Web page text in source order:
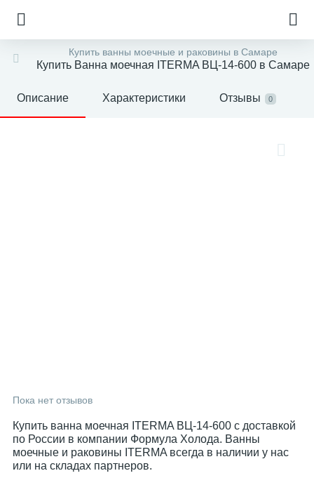
Купить ванны моечные и раковины в Самаре
Купить Ванна моечная ITERMA ВЦ-14-600 в Самаре
Описание Характеристики Отзывы 0
Пока нет отзывов
Купить ванна моечная ITERMA ВЦ-14-600 с доставкой
по России в компании Формула Холода. Ванны
моечные и раковины ITERMA всегда в наличии у нас
или на складах партнеров.